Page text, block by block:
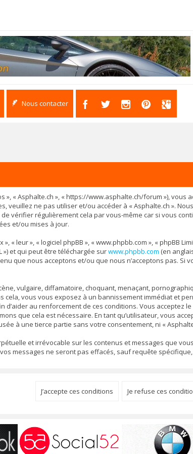
Nous contacter
», « Asphalte.ch », « https://www.asphalte.ch/forum »),
veuillez ne pas utiliser et/ou accéder à « Asphalte.ch ».
vérifier régulièrement cela par vous-même car si vous
et/ou mises à jour.
« leur », « logiciel phpBB », « www.phpbb.com », « phpBB
») et qui peut être téléchargée surwww.phpbb.com (en
que nous acceptons et/ou que nous n’acceptons pas.
vulgaire, diffamatoire, choquant, menaçant,
vous vous exposez à un bannissement immédiat et
au renforcement de ces conditions. Vous acceptez
que cela est nécessaire. En tant qu’utilisateur, vous
à une tierce partie sans votre consentement, ni «
et irrévocable sur les contenus et messages que
messages ne seront pas effacés, sauf requête